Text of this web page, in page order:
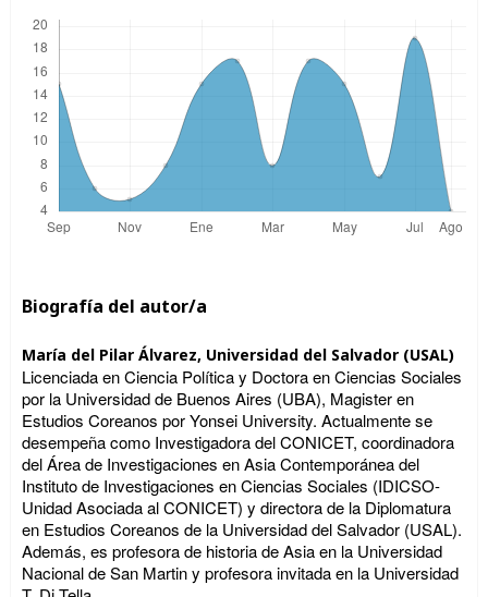
Biografía del autor/a
María del Pilar Álvarez, Universidad del Salvador (USAL)
Licenciada en Ciencia Política y Doctora en Ciencias Sociales
por la Universidad de Buenos Aires (UBA), Magister en
Estudios Coreanos por Yonsei University. Actualmente se
desempeña como Investigadora del CONICET, coordinadora
del Área de Investigaciones en Asia Contemporánea del
Instituto de Investigaciones en Ciencias Sociales (IDICSO-
Unidad Asociada al CONICET) y directora de la Diplomatura
en Estudios Coreanos de la Universidad del Salvador (USAL).
Además, es profesora de historia de Asia en la Universidad
Nacional de San Martin y profesora invitada en la Universidad